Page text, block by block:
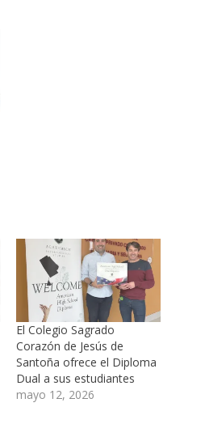
El Colegio Sagrado
Corazón de Jesús de
Santoña ofrece el Diploma
Dual a sus estudiantes
mayo 12, 2026